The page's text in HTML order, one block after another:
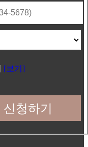
[보기]